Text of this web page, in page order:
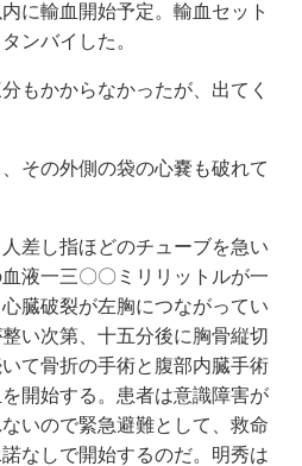
に輸血開始予定。輸血セット
ンバイした。
もかからなかったが、出てく
その外側の袋の心嚢も破れて
差し指ほどのチューブを急い
液一三〇〇ミリリットルが一
臓破裂が左胸につながってい
い次第、十五分後に胸骨縦切
て骨折の手術と腹部内臓手術
開始する。患者は意識障害が
いので緊急避難として、救命
なしで開始するのだ。明秀は